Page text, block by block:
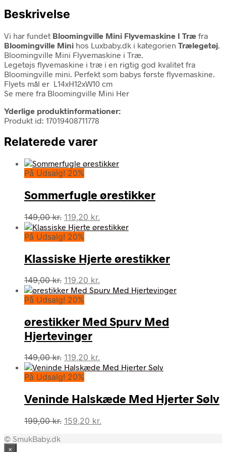
Beskrivelse
Vi har fundet Bloomingville Mini Flyvemaskine I Træ fra
Bloomingville Mini hos Luxbaby.dk i kategorien Trælegetøj.
Bloomingville Mini Flyvemaskine i Træ.
Legetøjs flyvemaskine i træ i en rigtig god kvalitet fra
Bloomingville mini. Perfekt som babys første flyvemaskine.
Flyets mål er L14xH12xW10 cm
Se mere fra Bloomingville Mini Her
Yderlige produktinformationer:
Produkt id: 17019408711778
Relaterede varer
På Udsalg! 20%
Sommerfugle ørestikker
149,00kr. Den
oprindelige
pris
149,00 kr..
119,20 kr.
aktuelle
119,20 kr..
På Udsalg! 20%
Klassiske Hjerte ørestikker
149,00kr. Den
oprindelige
pris
149,00 kr..
119,20 kr.
aktuelle
119,20 kr..
På Udsalg! 20%
ørestikker Med Spurv Med
Hjertevinger
149,00kr. Den
oprindelige
pris
149,00 kr..
119,20 kr.
aktuelle
119,20 kr..
På Udsalg! 20%
Veninde Halskæde Med Hjerter Sølv
199,00kr. Den
159,20 kr.
© SmukBaby.dk
×